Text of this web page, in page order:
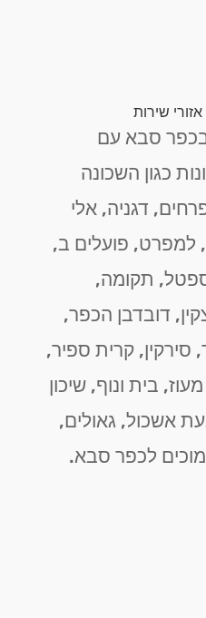
שירות
בכפר סבא עם
כגון השכונה
דגניה, אלי
למפרט, פועלים ב,
תקומה,
דובדבן הכפר,
סירקין, קרית ספיר,
בית ונוף, שיכון
אשכול, גאולים,
לכפר סבא.